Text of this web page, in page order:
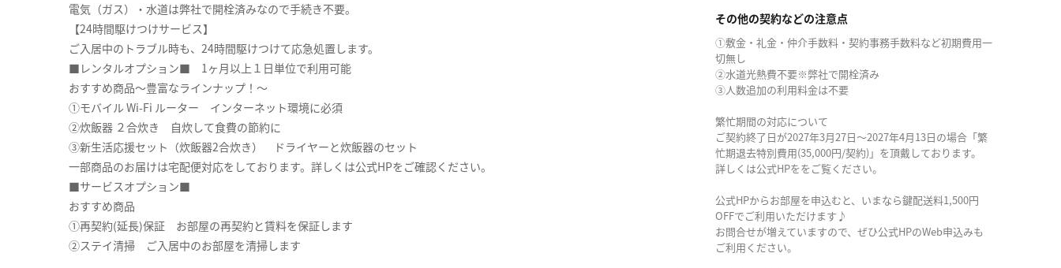
その他の契約などの注意点
①敷金・礼金・仲介手数料・契約事務手数料など初期費用一
切無し
②水道光熱費不要※弊社で開栓済み
③人数追加の利用料金は不要
繁忙期間の対応について
ご契約終了日が2027年3月27日～2027年4月13日の場合「繁
忙期退去特別費用(35,000円/契約)」を頂戴しております。
詳しくは公式HPををご覧ください。
公式HPからお部屋を申込むと、いまなら鍵配送料1,500円
OFFでご利用いただけます♪
お問合せが増えていますので、ぜひ公式HPのWeb申込みも
ご利用ください。
電気（ガス）・水道は弊社で開栓済みなので手続き不要。
【24時間駆けつけサービス】
ご入居中のトラブル時も、24時間駆けつけて応急処置します。
■レンタルオプション■ 1ヶ月以上１日単位で利用可能
おすすめ商品～豊富なラインナップ！～
①モバイル Wi-Fi ルーター インターネット環境に必須
②炊飯器 ２合炊き 自炊して食費の節約に
③新生活応援セット（炊飯器2合炊き） ドライヤーと炊飯器のセット
一部商品のお届けは宅配便対応をしております。詳しくは公式HPをご確認ください。
■サービスオプション■
おすすめ商品
①再契約(延長)保証 お部屋の再契約と賃料を保証します
②ステイ清掃 ご入居中のお部屋を清掃します